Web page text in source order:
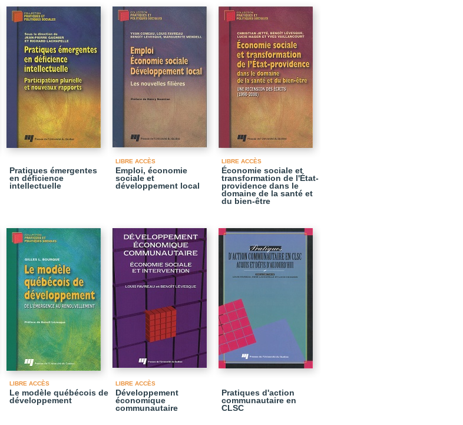
Pratiques émergentes
en déficience
intellectuelle
LIBRE ACCÈS
Emploi, économie
sociale et
développement local
LIBRE ACCÈS
Économie sociale et
transformation de l'État-
providence dans le
domaine de la santé et
du bien-être
LIBRE ACCÈS
Le modèle québécois de
développement
LIBRE ACCÈS
Développement
économique
communautaire
Pratiques d'action
communautaire en
CLSC